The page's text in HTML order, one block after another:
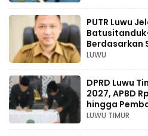
PUTR Luwu
Berdasarkan
LUWU
DPRD Luwu
2027, APBD
hingga
LUWU TIMUR